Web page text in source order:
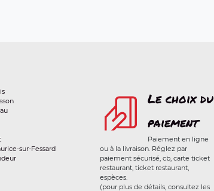
sur-Fessard
Le choix du
paiement
Paiement en ligne
ou à la livraison. Réglez par
paiement sécurisé, cb, carte ticket
restaurant, ticket restaurant,
espèces.
(pour plus de détails, consultez les